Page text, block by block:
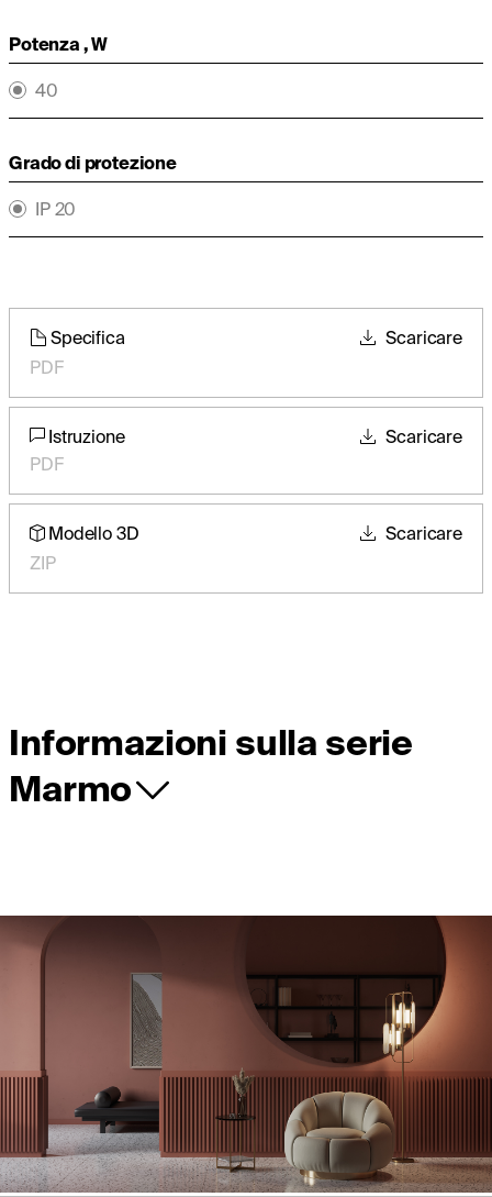
Potenza , W
40
Grado di protezione
IP 20
Specifica
PDF
Scaricare
Istruzione
PDF
Scaricare
Modello 3D
ZIP
Scaricare
Informazioni sulla serie
Marmo